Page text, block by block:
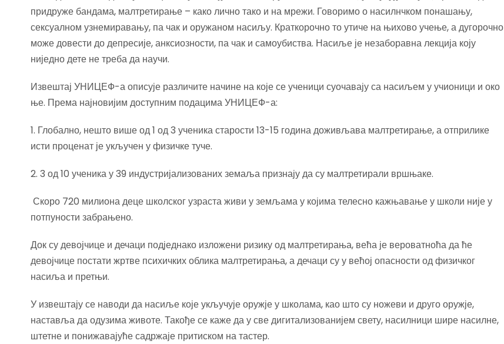
придруже бандама, малтретирање – како лично тако и на мрежи. Говоримо о насилнчком понашању,
сексуалном узнемиравању, па чак и оружаном насиљу. Краткорочно то утиче на њихово учење, а дугорочно
може довести до депресије, анксиозности, па чак и самоубиства. Насиље је незаборавна лекција коју
ниједно дете не треба да научи.
Извештај УНИЦЕФ-а описује различите начине на које се ученици суочавају са насиљем у учионици и око
ње. Према најновијим доступним подацима УНИЦЕФ-а:
1. Глобално, нешто више од 1 од 3 ученика старости 13-15 година доживљава малтретирање, а отприлике
исти проценат је укључен у физичке туче.
2. 3 од 10 ученика у 39 индустријализованих земаља признају да су малтретирали вршњаке.
Скоро 720 милиона деце школског узраста живи у земљама у којима телесно кажњавање у школи није у
потпуности забрањено.
Док су девојчице и дечаци подједнако изложени ризику од малтретирања, већа је вероватноћа да ће
девојчице постати жртве психичких облика малтретирања, а дечаци су у већој опасности од физичког
насиља и претњи.
У извештају се наводи да насиље које укључује оружје у школама, као што су ножеви и друго оружје,
наставља да одузима животе. Такође се каже да у све дигитализованијем свету, насилници шире насилне,
штетне и понижавајуће садржаје притиском на тастер.